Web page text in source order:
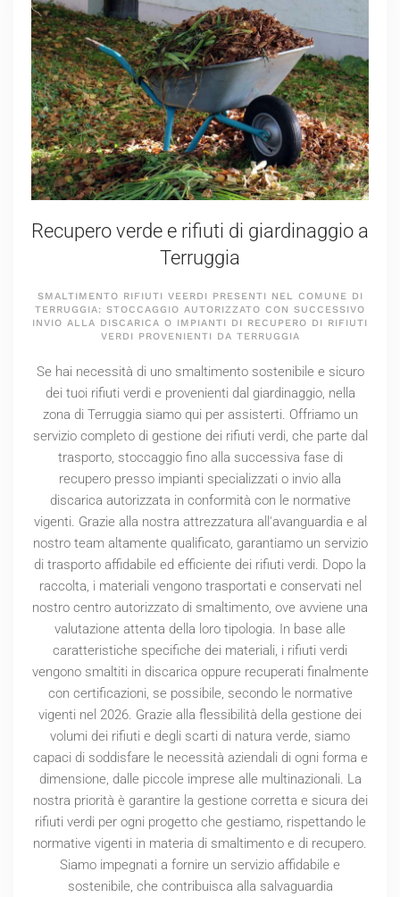
Recupero verde e rifiuti di giardinaggio a
Terruggia
SMALTIMENTO RIFIUTI VEERDI PRESENTI NEL COMUNE DI
TERRUGGIA: STOCCAGGIO AUTORIZZATO CON SUCCESSIVO
INVIO ALLA DISCARICA O IMPIANTI DI RECUPERO DI RIFIUTI
VERDI PROVENIENTI DA TERRUGGIA
Se hai necessità di uno smaltimento sostenibile e sicuro
dei tuoi rifiuti verdi e provenienti dal giardinaggio, nella
zona di Terruggia siamo qui per assisterti. Offriamo un
servizio completo di gestione dei rifiuti verdi, che parte dal
trasporto, stoccaggio fino alla successiva fase di
recupero presso impianti specializzati o invio alla
discarica autorizzata in conformità con le normative
vigenti. Grazie alla nostra attrezzatura all'avanguardia e al
nostro team altamente qualificato, garantiamo un servizio
di trasporto affidabile ed efficiente dei rifiuti verdi. Dopo la
raccolta, i materiali vengono trasportati e conservati nel
nostro centro autorizzato di smaltimento, ove avviene una
valutazione attenta della loro tipologia. In base alle
caratteristiche specifiche dei materiali, i rifiuti verdi
vengono smaltiti in discarica oppure recuperati finalmente
con certificazioni, se possibile, secondo le normative
vigenti nel 2026. Grazie alla flessibilità della gestione dei
volumi dei rifiuti e degli scarti di natura verde, siamo
capaci di soddisfare le necessità aziendali di ogni forma e
dimensione, dalle piccole imprese alle multinazionali. La
nostra priorità è garantire la gestione corretta e sicura dei
rifiuti verdi per ogni progetto che gestiamo, rispettando le
normative vigenti in materia di smaltimento e di recupero.
Siamo impegnati a fornire un servizio affidabile e
sostenibile, che contribuisca alla salvaguardia